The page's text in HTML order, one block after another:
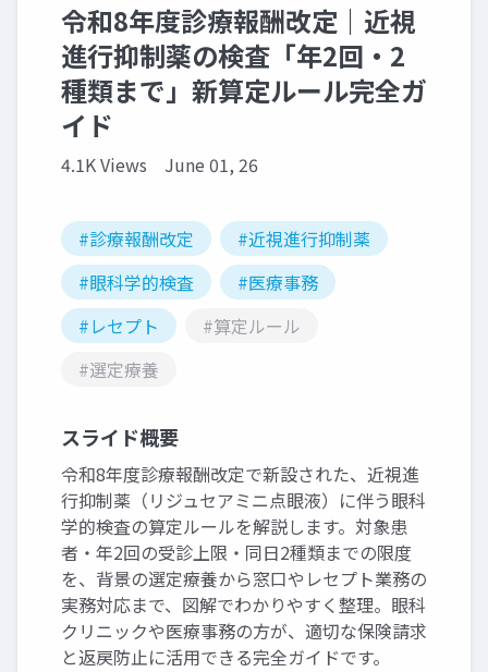
令和8年度診療報酬改定｜近視
進行抑制薬の検査「年2回・2
種類まで」新算定ルール完全ガ
イド
4.1K Views June 01, 26
#診療報酬改定
#近視進行抑制薬
#眼科学的検査
#医療事務
#レセプト
#算定ルール
#選定療養
スライド概要
令和8年度診療報酬改定で新設された、近視進
行抑制薬（リジュセアミニ点眼液）に伴う眼科
学的検査の算定ルールを解説します。対象患
者・年2回の受診上限・同日2種類までの限度
を、背景の選定療養から窓口やレセプト業務の
実務対応まで、図解でわかりやすく整理。眼科
クリニックや医療事務の方が、適切な保険請求
と返戻防止に活用できる完全ガイドです。